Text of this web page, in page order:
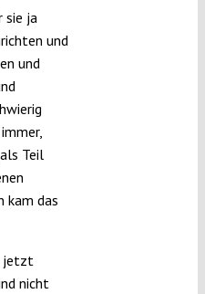
sie ja
und
und
Teil
kam das
jetzt
nicht